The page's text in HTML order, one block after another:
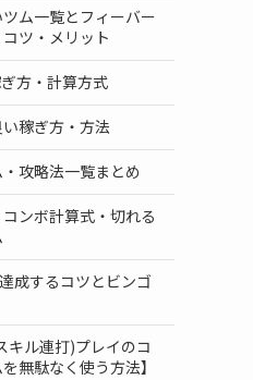
ム一覧とフィーバー
ツ・メリット
方・計算方式
稼ぎ方・方法
攻略法一覧まとめ
ンボ計算式・切れる
成するコツとビンゴ
キル連打)プレイのコ
無駄なく使う方法】